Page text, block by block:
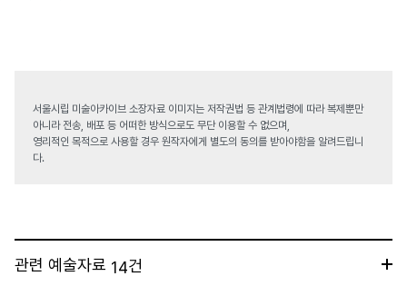
서울시립 미술아카이브 소장자료 이미지는 저작권법 등 관계법령에 따라 복제뿐만
아니라 전송, 배포 등 어떠한 방식으로도 무단 이용할 수 없으며,
영리적인 목적으로 사용할 경우 원작자에게 별도의 동의를 받아야함을 알려드립니
다.
관련 예술자료 14건